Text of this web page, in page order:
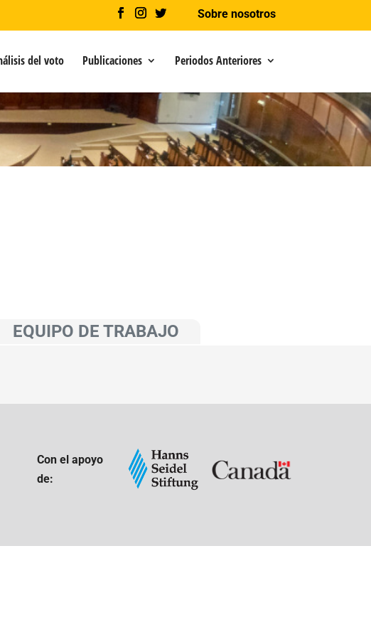
Sobre nosotros
del voto Publicaciones Periodos Anteriores
EQUIPO DE TRABAJO
Con el apoyo
de: